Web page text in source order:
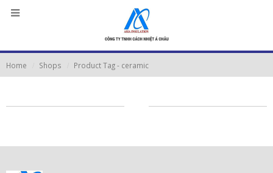
Home Shops Product Tag - ceramic